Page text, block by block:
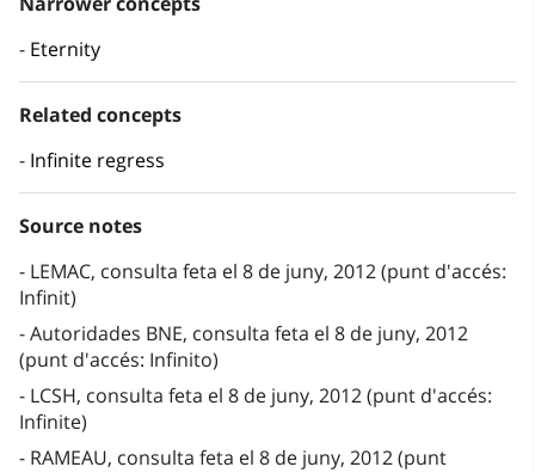
Eternity
Related concepts
Infinite regress
Source notes
LEMAC, consulta feta el 8 de juny, 2012 (punt d'accés:
Infinit)
Autoridades BNE, consulta feta el 8 de juny, 2012
(punt d'accés: Infinito)
LCSH, consulta feta el 8 de juny, 2012 (punt d'accés:
Infinite)
RAMEAU, consulta feta el 8 de juny, 2012 (punt